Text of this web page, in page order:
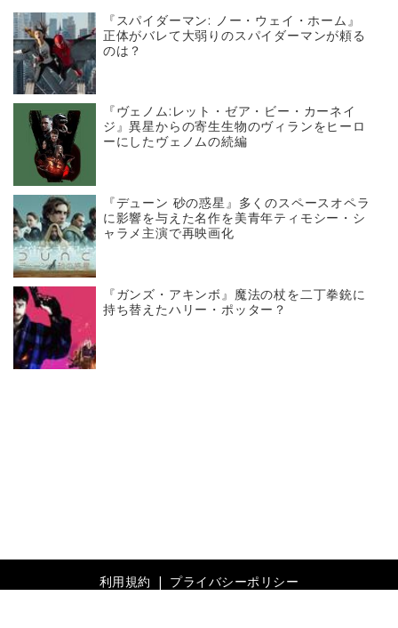
『スパイダーマン: ノー・ウェイ・ホーム』
正体がバレて大弱りのスパイダーマンが頼る
のは？
『ヴェノム:レット・ゼア・ビー・カーネイ
ジ』異星からの寄生生物のヴィランをヒーロ
ーにしたヴェノムの続編
『デューン 砂の惑星』多くのスペースオペラ
に影響を与えた名作を美青年ティモシー・シ
ャラメ主演で再映画化
『ガンズ・アキンボ』魔法の杖を二丁拳銃に
持ち替えたハリー・ポッター？
利用規約
プライバシーポリシー